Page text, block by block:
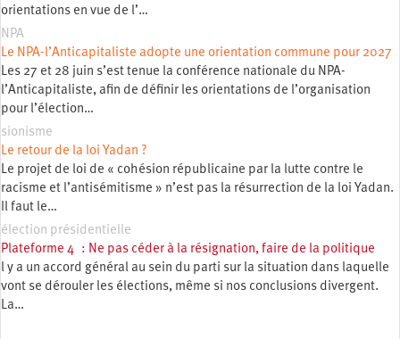
orientations en vue de l’…
NPA
Le NPA-l’Anticapitaliste adopte une orientation commune pour 2027
Les 27 et 28 juin s’est tenue la conférence nationale du NPA-
l’Anticapitaliste, afin de définir les orientations de l’organisation
pour l’élection…
sionisme
Le retour de la loi Yadan ?
Le projet de loi de « cohésion républicaine par la lutte contre le
racisme et l’antisémitisme » n’est pas la résurrection de la loi Yadan.
Il faut le…
élection présidentielle
Plateforme 4 : Ne pas céder à la résignation, faire de la politique
l y a un accord général au sein du parti sur la situation dans laquelle
vont se dérouler les élections, même si nos conclusions divergent.
La…